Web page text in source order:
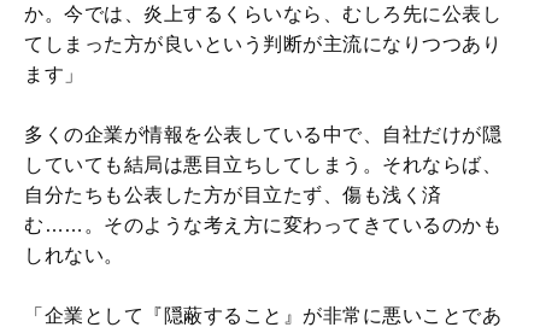
か。今では、炎上するくらいなら、むしろ先に公表し
てしまった方が良いという判断が主流になりつつあり
ます」
多くの企業が情報を公表している中で、自社だけが隠
していても結局は悪目立ちしてしまう。それならば、
自分たちも公表した方が目立たず、傷も浅く済
む……。そのような考え方に変わってきているのかも
しれない。
「企業として『隠蔽すること』が非常に悪いことであ